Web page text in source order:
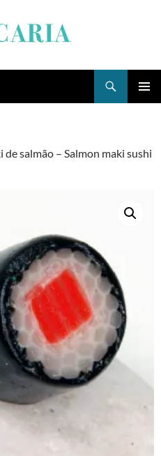
de salmão – Salmon maki sushi